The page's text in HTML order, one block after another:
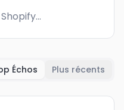
Échos Plus récents